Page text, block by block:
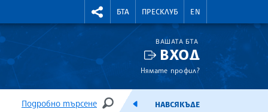
КУРСОВЕ RIGHTMENU.SOCIAL
БТА ПРЕСКЛУБ EN
ВАШАТА БТА
ВХОД
Нямате профил?
Подробно търсене
ТЪРСЕНЕЕМИСИЯНАВСЯКЪДЕ